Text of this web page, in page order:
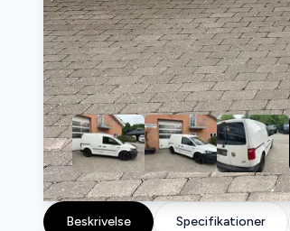
Specifikationer
Beskrivelse